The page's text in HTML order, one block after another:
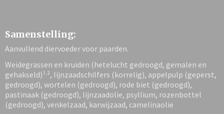
Samenstelling:
Aanvullend diervoeder voor paarden.
Weidegrassen en kruiden (hetelucht gedroogd, gemalen en
gehakseld)¹ ‚², lijnzaadschilfers (korrelig), appelpulp (geperst,
gedroogd), wortelen (gedroogd), rode biet (gedroogd),
pastinaak (gedroogd), lijnzaadolie, psyllium, rozenbottel
(gedroogd), venkelzaad, karwijzaad, camelinaolie